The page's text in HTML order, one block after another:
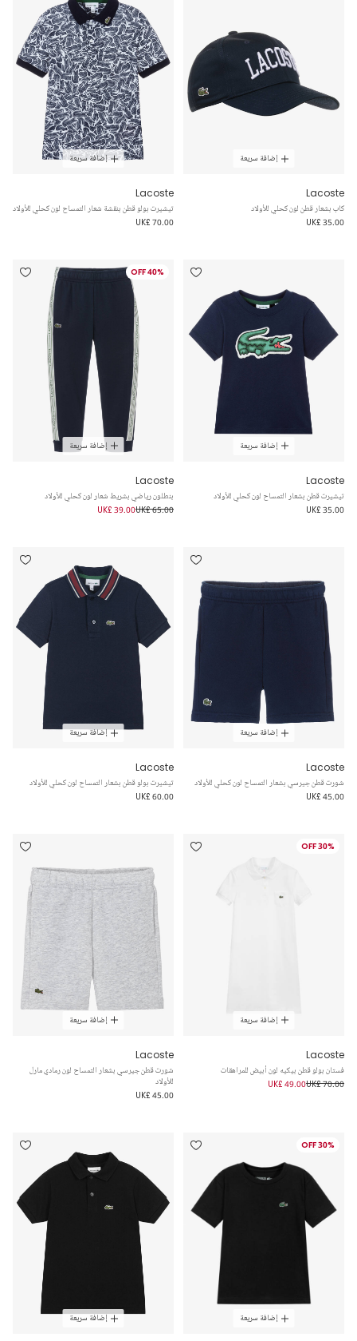
إضافة سريعة
Lacoste
كاب بشعار قطن لون كحلي للأولاد
UK£ 35.00
إضافة سريعة
Lacoste
تيشيرت بولو قطن بنقشة شعار التمساح لون كحلي للأولاد
UK£ 70.00
إضافة سريعة
Lacoste
تيشيرت قطن بشعار التمساح لون كحلي للأولاد
UK£ 35.00
40% OFF
إضافة سريعة
Lacoste
بنطلون رياضي بشريط شعار لون كحلي للأولاد
UK£ 65.00
UK£ 39.00
إضافة سريعة
Lacoste
شورت قطن جيرسي بشعار التمساح لون كحلي للأولاد
UK£ 45.00
إضافة سريعة
Lacoste
تيشيرت بولو قطن بشعار التمساح لون كحلي للأولاد
UK£ 60.00
30% OFF
إضافة سريعة
Lacoste
فستان بولو قطن بيكيه لون أبيض للمراهقات
UK£ 70.00
UK£ 49.00
إضافة سريعة
Lacoste
شورت قطن جيرسي بشعار التمساح لون رمادي مارل
للأولاد
UK£ 45.00
30% OFF
إضافة سريعة إضافة سريعة